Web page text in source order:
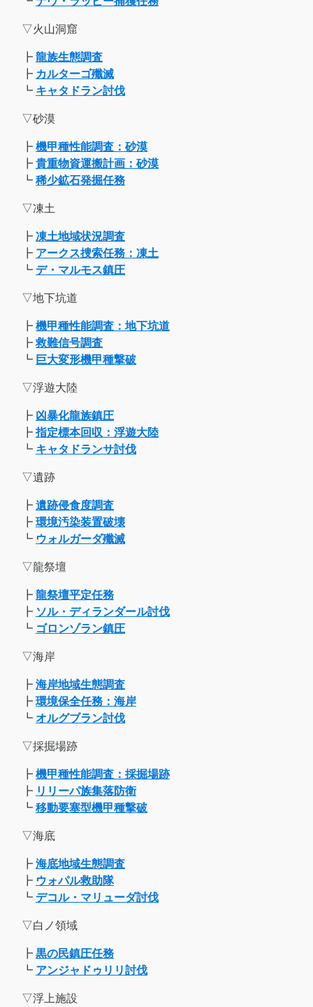
▽火山洞窟
┣龍族生態調査
┣ カルターゴ殲滅
┗ キャタドラン討伐
▽砂漠
┣機甲種性能調査：砂漠
┣貴重物資運搬計画：砂漠
┗稀少鉱石発掘任務
▽凍土
┣凍土地域状況調査
┣ アークス捜索任務：凍土
┗デ・マルモス鎮圧
▽地下坑道
┣機甲種性能調査：地下坑道
┣救難信号調査
┗ 巨大変形機甲種撃破
▽浮遊大陸
┣ 凶暴化龍族鎮圧
┣指定標本回収：浮遊大陸
┗ キャタドランサ討伐
▽遺跡
┣遺跡侵食度調査
┣環境汚染装置破壊
┗ ウォルガーダ殲滅
▽龍祭壇
┣龍祭壇平定任務
┣ ソル・ディランダール討伐
┗ ゴロンゾラン鎮圧
▽海岸
┣海岸地域生態調査
┣環境保全任務：海岸
┗オルグブラン討伐
▽採掘場跡
┣機甲種性能調査：採掘場跡
┣ リリーパ族集落防衛
┗移動要塞型機甲種撃破
▽海底
┣海底地域生態調査
┣ ウォパル救助隊
┗デコル・マリューダ討伐
▽白ノ領域
┣黒の民鎮圧任務
┗ アンジャドゥリリ討伐
▽浮上施設